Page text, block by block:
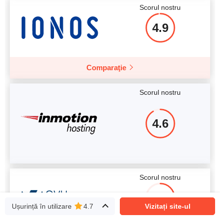
Scorul nostru
4.9
Comparaţie
Scorul nostru
4.6
Scorul nostru
3.4
Ușurință în utilizare 4.7 Vizitați site-ul